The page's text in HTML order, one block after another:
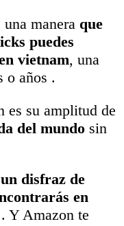
manera que
puedes
vietnam, una
o años .
es su amplitud de
del mundo sin
un disfraz de
en
. Y Amazon te